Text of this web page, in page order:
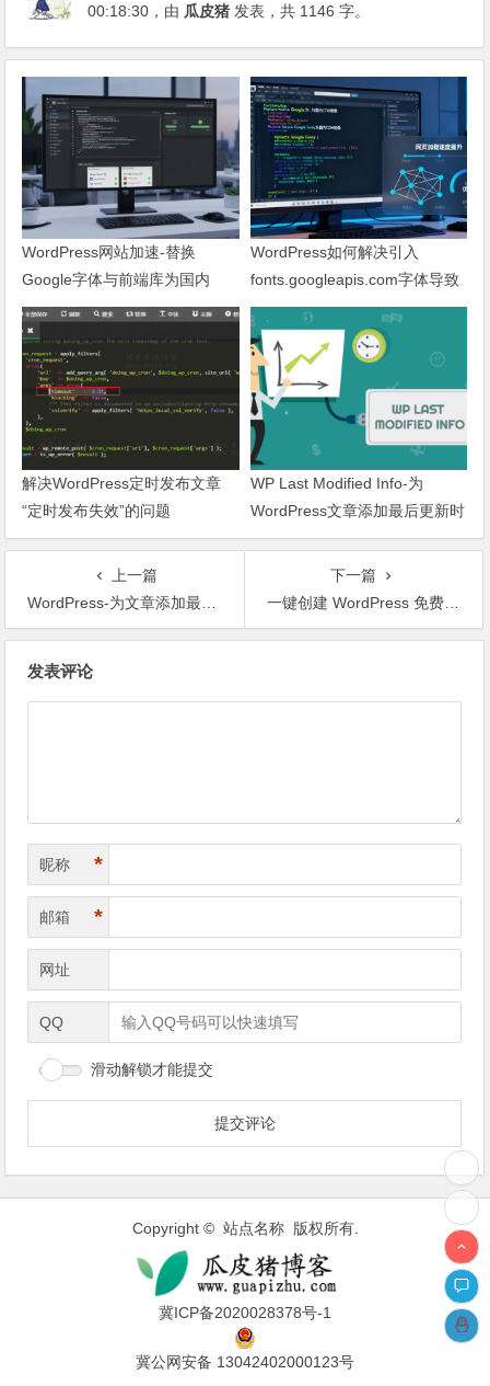
00:18:30 ，由 瓜皮猪 发表，共 1146 字。
WordPress网站加速-替换
Google字体与前端库为国内
CDN镜像
WordPress如何解决引入
fonts.googleapis.com字体导致
网页响应缓慢问题
解决WordPress定时发布文章
“定时发布失效”的问题
WP Last Modified Info-为
WordPress文章添加最后更新时
间
上一篇
WordPress-为文章添加最后更新时间
下一篇
一键创建 WordPress 免费测试网站
发表评论
昵称 *
邮箱 *
网址
QQ
滑动解锁才能提交
Copyright © 站点名称 版权所有.
冀ICP备2020028378号-1
冀公网安备 13042402000123号